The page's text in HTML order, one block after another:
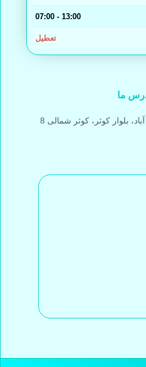
13:00 - 07:00
تعطیل
ما
بلوار کوثر، کوثر شمالی 8